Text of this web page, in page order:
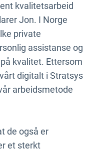
kvalitetsarbeid
Jon. I Norge
private
assistanse og
kvalitet. Ettersom
digitalt i Stratsys
arbeidsmetode
de også er
et sterkt